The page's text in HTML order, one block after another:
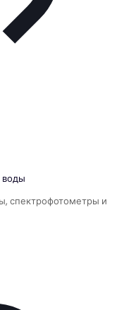
воды
спектрофотометры и